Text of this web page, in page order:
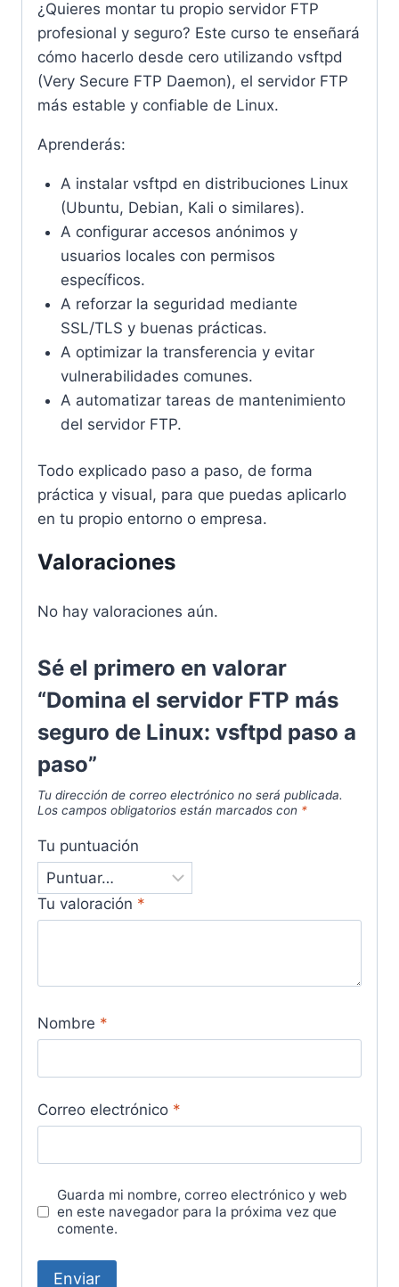
¿Quieres montar tu propio servidor FTP
profesional y seguro? Este curso te enseñará
cómo hacerlo desde cero utilizando vsftpd
(Very Secure FTP Daemon), el servidor FTP
más estable y confiable de Linux.
Aprenderás:
A instalar vsftpd en distribuciones Linux
(Ubuntu, Debian, Kali o similares).
A configurar accesos anónimos y
usuarios locales con permisos
específicos.
A reforzar la seguridad mediante
SSL/TLS y buenas prácticas.
A optimizar la transferencia y evitar
vulnerabilidades comunes.
A automatizar tareas de mantenimiento
del servidor FTP.
Todo explicado paso a paso, de forma
práctica y visual, para que puedas aplicarlo
en tu propio entorno o empresa.
Valoraciones
No hay valoraciones aún.
Sé el primero en valorar
“Domina el servidor FTP más
seguro de Linux: vsftpd paso a
paso”
Tu dirección de correo electrónico no será publicada.
Los campos obligatorios están marcados con *
Tu puntuación
Tu valoración *
Nombre *
Correo electrónico *
Guarda mi nombre, correo electrónico y web
en este navegador para la próxima vez que
comente.